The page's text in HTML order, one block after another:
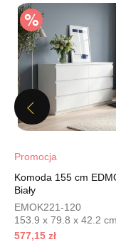
SALON
Salon meblowy
UL.PIONIERÓW 44
Nr tel.
Godziny otwarcia
Pn-Pt: 09:00-
Previous
Promocja
Komoda 155 cm
Biały
EMOK221-120
153.9 x 79.8 x 42.2 cm
577,15 zł